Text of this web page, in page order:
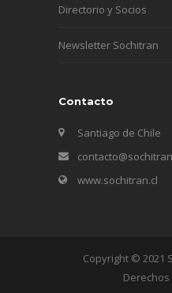
Directorio y Socios
Newsletter Sochitran
Contacto
Santiago de Chile
www.sochitran.cl
Copyright © 2021